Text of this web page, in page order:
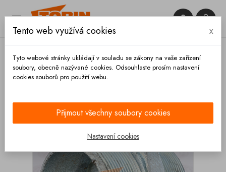
 

Tento web využívá cookies x
Tyto webové stránky ukládají v souladu se zákony na vaše zařízení
soubory, obecně nazývané cookies. Odsouhlaste prosím nastavení
cookies souborů pro použití webu.
Přijmout všechny soubory cookies
Nastavení cookies